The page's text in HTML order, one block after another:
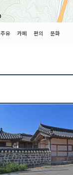
주유 카페 편의 문화